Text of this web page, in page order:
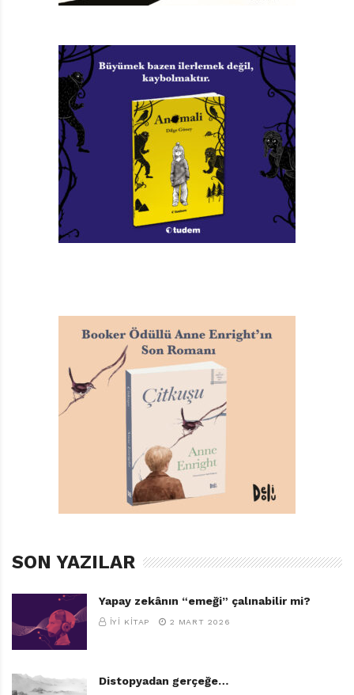
Alfons, Bu Yaptığın
ALFONS BU YAPTIĞIN HIÇ DOĞRU DEĞIL!
NATALI NESIN YAYINEVI
SON YAZILAR
Yapay zekânın “emeği” çalınabilir mi?
İYI KITAP 2 MART 2026
Distopyadan gerçeğe…